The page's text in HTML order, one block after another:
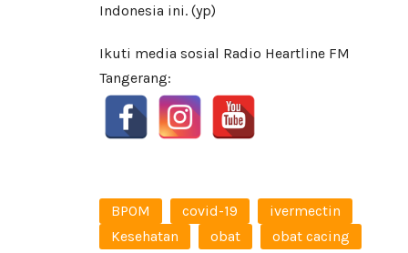
Indonesia ini. (yp)
Ikuti media sosial Radio Heartline FM
Tangerang:
BPOM covid-19
ivermectin
Kesehatan
obat obat cacing